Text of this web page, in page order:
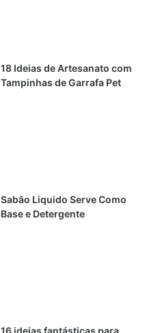
18 Ideias de Artesanato com
Tampinhas de Garrafa Pet
Sabão Liquido Serve Como
Base e Detergente
16 ideias fantásticas para